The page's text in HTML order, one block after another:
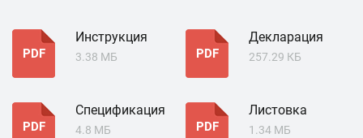
PDF
Инструкция
3.38 МБ PDF
Декларация
257.29 КБ
PDF
Спецификация
4.8 МБ PDF
Листовка
1.34 МБ